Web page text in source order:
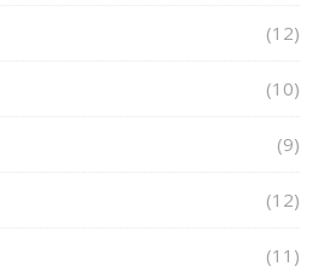
(12)
(10)
(9)
(12)
(11)